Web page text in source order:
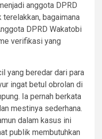
anggota DPRD
terelakkan, bagaimana
DPRD Wakatobi
verifikasi yang
yang beredar dari para
ingat betul obrolan di
Ia pernah berkata
mestinya sederhana.
dalam kasus ini
publik membutuhkan